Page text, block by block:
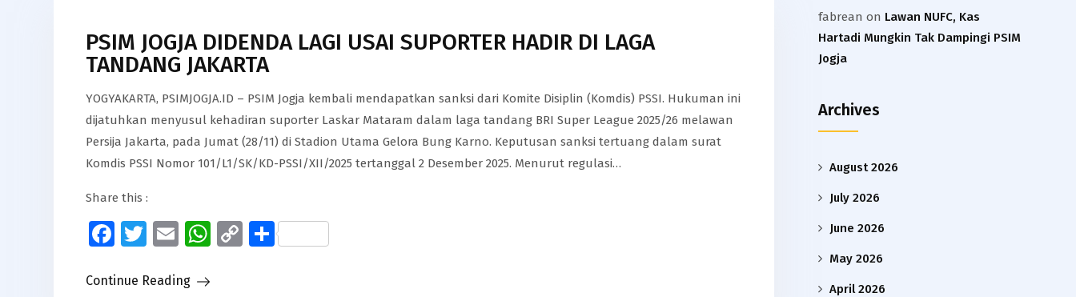
PSIM JOGJA DIDENDA LAGI USAI SUPORTER HADIR DI LAGA
TANDANG JAKARTA
YOGYAKARTA, PSIMJOGJA.ID – PSIM Jogja kembali mendapatkan sanksi dari Komite Disiplin (Komdis) PSSI. Hukuman ini
dijatuhkan menyusul kehadiran suporter Laskar Mataram dalam laga tandang BRI Super League 2025/26 melawan
Persija Jakarta, pada Jumat (28/11) di Stadion Utama Gelora Bung Karno. Keputusan sanksi tertuang dalam surat
Komdis PSSI Nomor 101/L1/SK/KD-PSSI/XII/2025 tertanggal 2 Desember 2025. Menurut regulasi…
Share this :
Facebook
Twitter
EmailWhatsApp
CopyShare
Continue Reading
fabrean on Lawan NUFC, Kas
Hartadi Mungkin Tak Dampingi PSIM
Jogja
Archives
August 2026
July 2026
June 2026
May 2026
April 2026